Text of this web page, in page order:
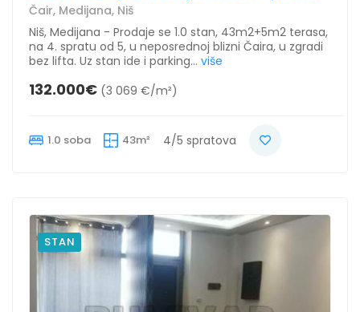
Čair, Medijana, Niš
Niš, Medijana - Prodaje se 1.0 stan, 43m2+5m2 terasa,
na 4. spratu od 5, u neposrednoj blizni Čaira, u zgradi
bez lifta. Uz stan ide i parking... više
132.000€ (3 069 €/m²)
1.0 soba 43m² 4/5 spratova
STAN